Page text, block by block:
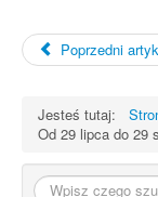
Poprzedni
Jesteś tutaj:
Od 29 lipca do 29
Szukaj...